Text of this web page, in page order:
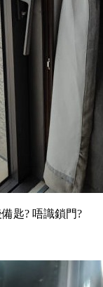
匙? 唔識鎖門?